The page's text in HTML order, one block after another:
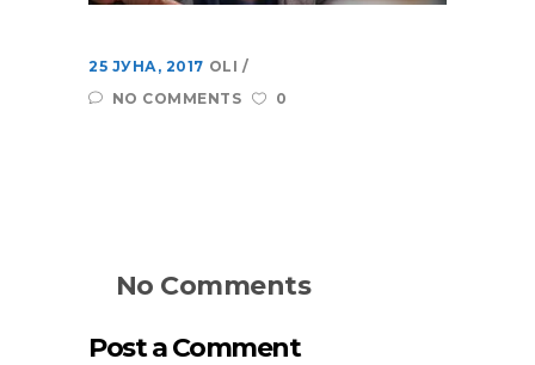
25 ЈУНА, 2017 OLI
NO COMMENTS
0
No Comments
Post a Comment